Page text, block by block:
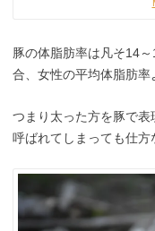
豚の体脂肪率は凡そ14
合、女性の平均体脂肪率
つまり太った方を豚で表
呼ばれてしまっても仕方